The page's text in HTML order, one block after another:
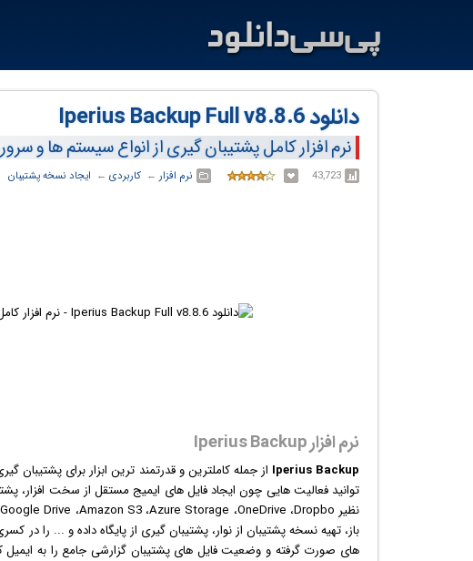
دانلود Iperius Backup Full v8.8.6
نرم افزار کامل پشتیبان گیری از انواع سیستم ها و
43,723 نرم افزار ← ‏ کاربردی ← ‏ ایجاد نسخه پشتیبان
نرم افزار Iperius Backup
Iperius Backup از جمله کاملترین و قدرتمند ترین ابزار برای پشتیبان
باز، تهیه نسخه پشتیبان از نوار، پشتیبان گیری از پایگاه داده و ... را در
های صورت گرفته و وضعیت فایل های پشتیبان گزارشی جامع را به ایمیل